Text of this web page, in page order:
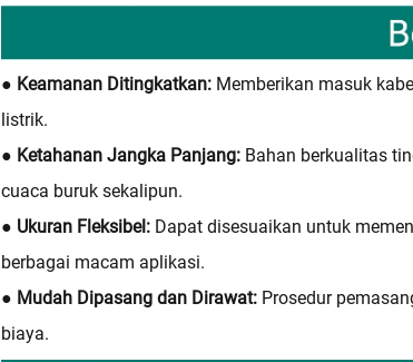
● Keamanan Ditingkatkan: Memberikan masuk
listrik.
● Ketahanan Jangka Panjang: Bahan berkualitas
cuaca buruk sekalipun.
● Ukuran Fleksibel: Dapat disesuaikan untuk
berbagai macam aplikasi.
● Mudah Dipasang dan Dirawat: Prosedur
biaya.